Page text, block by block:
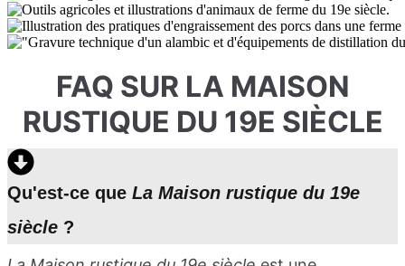
FAQ SUR LA MAISON
RUSTIQUE DU 19E SIÈCLE
Qu'est-ce que La Maison rustique du 19e
siècle ?